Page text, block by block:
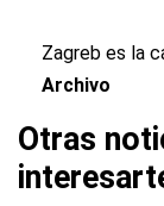
Zagreb es la
Archivo
Otras